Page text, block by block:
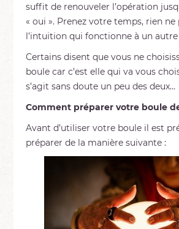
suffit de renouveler l’opération
« oui ». Prenez votre temps, rien ne
l’intuition qui fonctionne à un
Certains disent que vous ne
boule car c’est elle qui va vous
s’agit sans doute un peu des deux…
Comment préparer votre boule
Avant d’utiliser votre boule il est
préparer de la manière suivante :